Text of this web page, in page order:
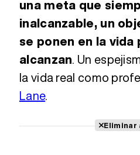
una meta que
inalcanzable, un
se ponen en la
alcanzan. Un
la vida real como
Lane.
Eliminar